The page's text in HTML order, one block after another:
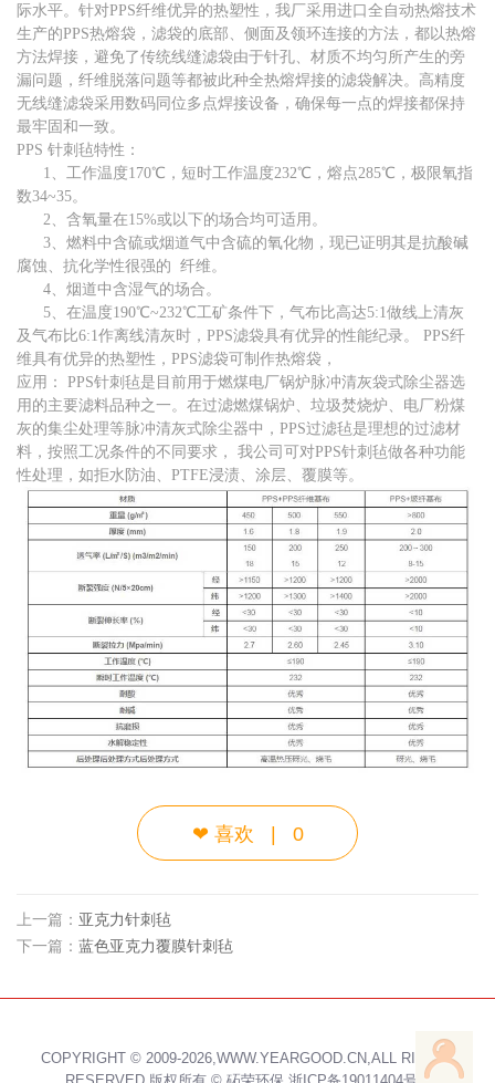
际水平。针对PPS纤维优异的热塑性，我厂采用进口全自动热熔技术
生产的PPS热熔袋，滤袋的底部、侧面及领环连接的方法，都以热熔
方法焊接，避免了传统线缝滤袋由于针孔、材质不均匀所产生的旁
漏问题，纤维脱落问题等都被此种全热熔焊接的滤袋解决。高精度
无线缝滤袋采用数码同位多点焊接设备，确保每一点的焊接都保持
最牢固和一致。
PPS 针刺毡特性：
1、工作温度170℃，短时工作温度232℃，熔点285℃，极限氧指
数34~35。
2、含氧量在15%或以下的场合均可适用。
3、燃料中含硫或烟道气中含硫的氧化物，现已证明其是抗酸碱
腐蚀、抗化学性很强的 纤维。
4、烟道中含湿气的场合。
5、在温度190℃~232℃工矿条件下，气布比高达5:1做线上清灰
及气布比6:1作离线清灰时，PPS滤袋具有优异的性能纪录。 PPS纤
维具有优异的热塑性，PPS滤袋可制作热熔袋，
应用： PPS针刺毡是目前用于燃煤电厂锅炉脉冲清灰袋式除尘器选
用的主要滤料品种之一。在过滤燃煤锅炉、垃圾焚烧炉、电厂粉煤
灰的集尘处理等脉冲清灰式除尘器中，PPS过滤毡是理想的过滤材
料，按照工况条件的不同要求， 我公司可对PPS针刺毡做各种功能
性处理，如拒水防油、PTFE浸渍、涂层、覆膜等。
❤ 喜欢 0
上一篇： 亚克力针刺毡
下一篇： 蓝色亚克力覆膜针刺毡
COPYRIGHT © 2009-2026,WWW.YEARGOOD.CN,ALL RIGHTS